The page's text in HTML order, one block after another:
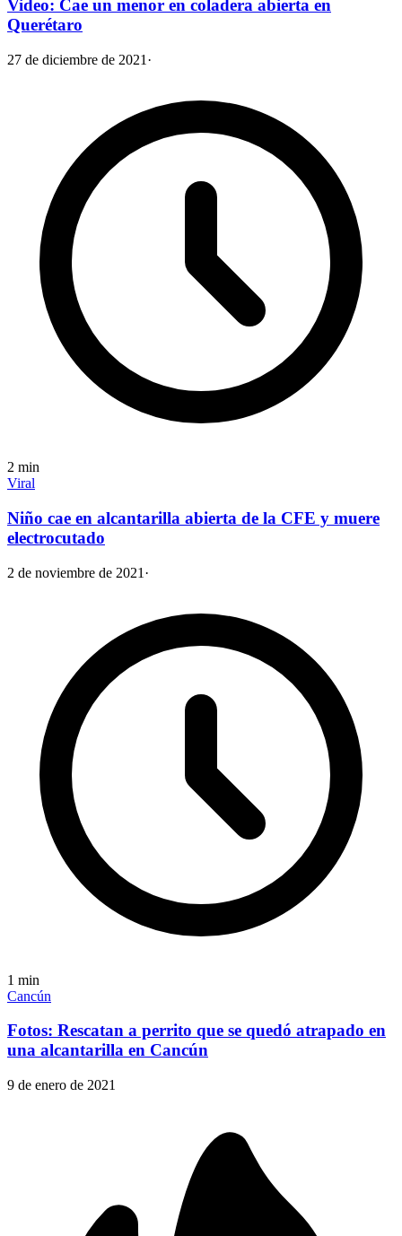
Video: Cae un menor en coladera abierta en
Querétaro
27 de diciembre de 2021 ·
2 min
Viral
Niño cae en alcantarilla abierta de la CFE y muere
electrocutado
2 de noviembre de 2021 ·
1 min
Cancún
Fotos: Rescatan a perrito que se quedó atrapado en
una alcantarilla en Cancún
9 de enero de 2021